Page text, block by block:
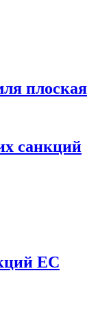
плоская
санкций
ЕС